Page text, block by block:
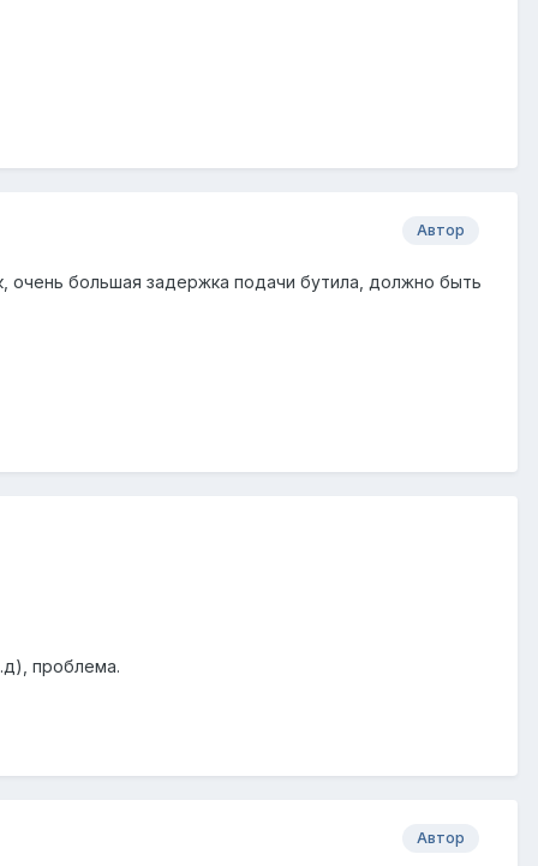
Автор
очень большая задержка подачи бутила, должно быть
проблема.
Автор